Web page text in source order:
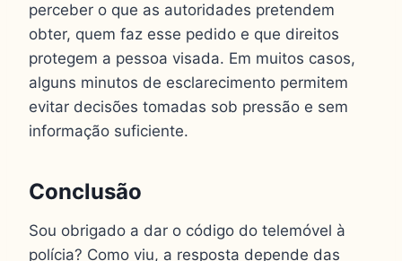
perceber o que as autoridades pretendem
obter, quem faz esse pedido e que direitos
protegem a pessoa visada. Em muitos casos,
alguns minutos de esclarecimento permitem
evitar decisões tomadas sob pressão e sem
informação suficiente.
Conclusão
Sou obrigado a dar o código do telemóvel à
polícia? Como viu, a resposta depende das